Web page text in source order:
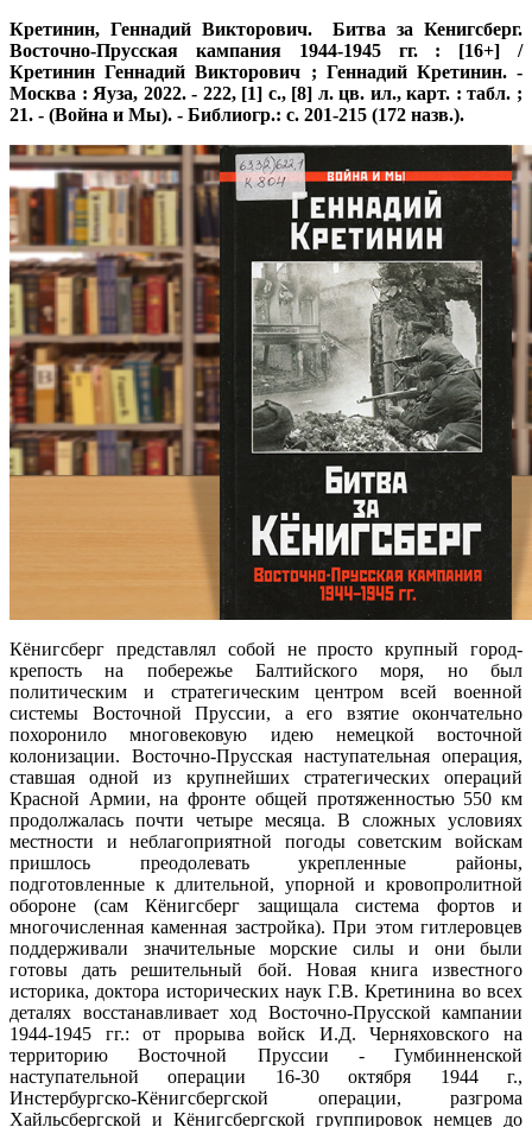
Кретинин, Геннадий Викторович. Битва за Кенигсберг.
Восточно-Прусская кампания 1944-1945 гг. : [16+] /
Кретинин Геннадий Викторович ; Геннадий Кретинин. -
Москва : Яуза, 2022. - 222, [1] с., [8] л. цв. ил., карт. : табл. ;
21. - (Война и Мы). - Библиогр.: с. 201-215 (172 назв.).
Кёнигсберг представлял собой не просто крупный город-
крепость на побережье Балтийского моря, но был
политическим и стратегическим центром всей военной
системы Восточной Пруссии, а его взятие окончательно
похоронило многовековую идею немецкой восточной
колонизации. Восточно-Прусская наступательная операция,
ставшая одной из крупнейших стратегических операций
Красной Армии, на фронте общей протяженностью 550 км
продолжалась почти четыре месяца. В сложных условиях
местности и неблагоприятной погоды советским войскам
пришлось преодолевать укрепленные районы,
подготовленные к длительной, упорной и кровопролитной
обороне (сам Кёнигсберг защищала система фортов и
многочисленная каменная застройка). При этом гитлеровцев
поддерживали значительные морские силы и они были
готовы дать решительный бой. Новая книга известного
историка, доктора исторических наук Г.В. Кретинина во всех
деталях восстанавливает ход Восточно-Прусской кампании
1944-1945 гг.: от прорыва войск И.Д. Черняховского на
территорию Восточной Пруссии - Гумбинненской
наступательной операции 16-30 октября 1944 г.,
Инстербургско-Кёнигсбергской операции, разгрома
Хайльсбергской и Кёнигсбергской группировок немцев до